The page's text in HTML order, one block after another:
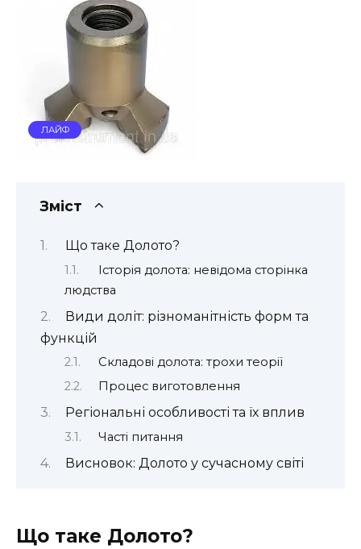
ЛАЙФ
Зміст
Що таке Долото?
Історія долота: невідома сторінка
людства
Види доліт: різноманітність форм та
функцій
Складові долота: трохи теорії
Процес виготовлення
Регіональні особливості та їх вплив
Часті питання
Висновок: Долото у сучасному світі
Що таке Долото?